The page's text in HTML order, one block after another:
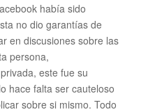
había sido
no dio garantías de
en discusiones sobre las
persona,
este fue su
hace falta ser cauteloso
sobre si mismo. Todo